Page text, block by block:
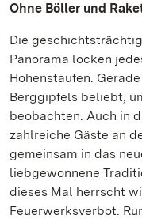
Ohne Böller und
Die
Panorama locken
Hohenstaufen.
Berggipfels beliebt,
beobachten. Auch in
zahlreiche Gäste an
gemeinsam in das
liebgewonnene
dieses Mal herrscht
Feuerwerksverbot.